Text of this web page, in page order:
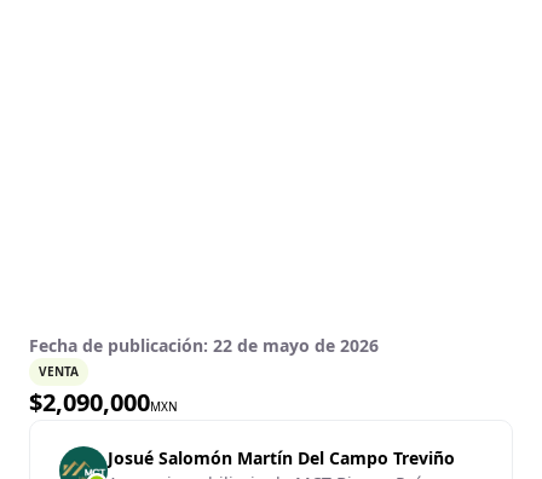
Fecha de publicación: 22 de mayo de 2026
VENTA
$2,090,000MXN
Josué Salomón Martín Del Campo Treviño